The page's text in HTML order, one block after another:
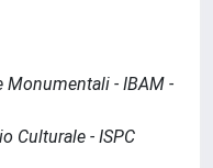
- IBAM -
Culturale - ISPC